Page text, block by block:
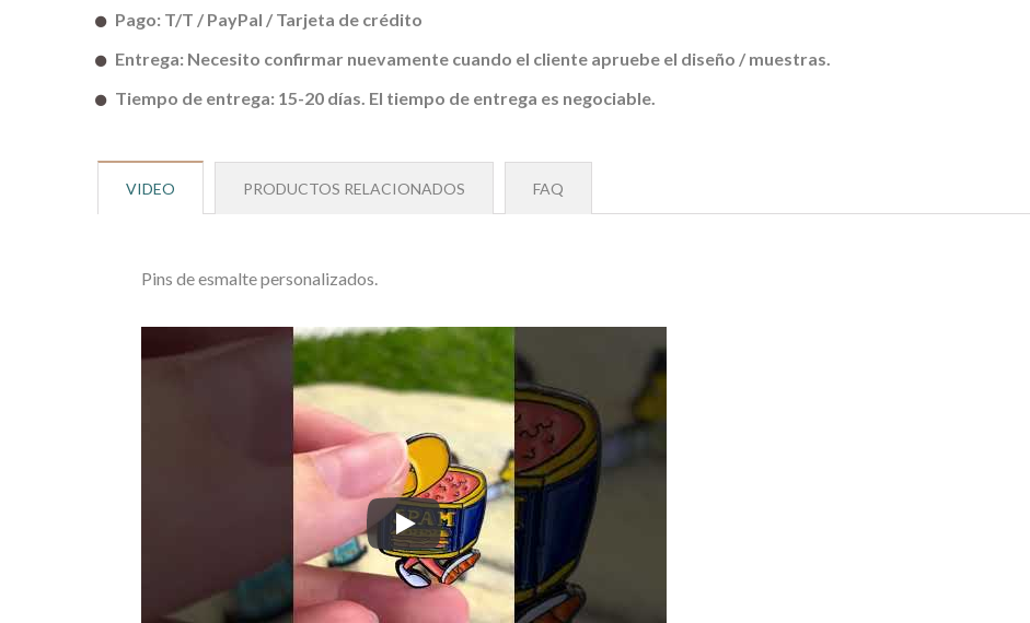
Pago: T/T / PayPal / Tarjeta de crédito
Entrega: Necesito confirmar nuevamente cuando el cliente apruebe el diseño / muestras.
Tiempo de entrega: 15-20 días. El tiempo de entrega es negociable.
VIDEO PRODUCTOS RELACIONADOS FAQ
Pins de esmalte personalizados.
Pins de esmalte personalizados.